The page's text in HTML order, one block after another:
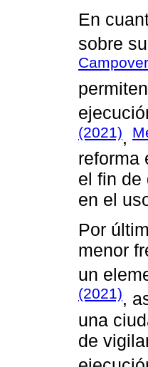
En
sobre
(2021),
reforma
el fin de
en el
Por
menor
un
(2021),
una
de